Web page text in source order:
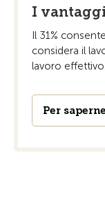
I
Il 31%
considera il
lavoro effettivo.
Per